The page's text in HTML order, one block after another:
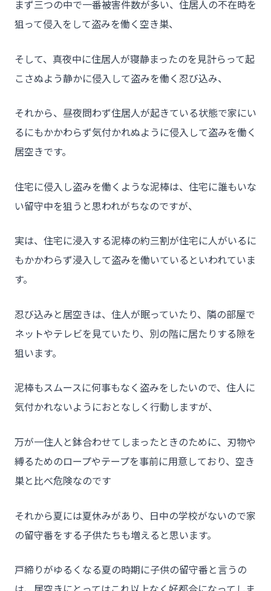
チーム★トウカイセツビ
まず三つの中で一番被害件数が多い、住居人の不在時を
狙って侵入をして盗みを働く空き巣、
そして、真夜中に住居人が寝静まったのを見計らって起
こさぬよう静かに侵入して盗みを働く忍び込み、
それから、昼夜問わず住居人が起きている状態で家にい
るにもかかわらず気付かれぬように侵入して盗みを働く
居空きです。
住宅に侵入し盗みを働くような泥棒は、住宅に誰もいな
い留守中を狙うと思われがちなのですが、
実は、住宅に浸入する泥棒の約三割が住宅に人がいるに
もかかわらず浸入して盗みを働いているといわれていま
す。
忍び込みと居空きは、住人が眠っていたり、隣の部屋で
ネットやテレビを見ていたり、別の階に居たりする隙を
狙います。
泥棒もスムースに何事もなく盗みをしたいので、住人に
気付かれないようにおとなしく行動しますが、
万が一住人と鉢合わせてしまったときのために、刃物や
縛るためのロープやテープを事前に用意しており、空き
巣と比べ危険なのです
それから夏には夏休みがあり、日中の学校がないので家
の留守番をする子供たちも増えると思います。
戸締りがゆるくなる夏の時期に子供の留守番と言うの